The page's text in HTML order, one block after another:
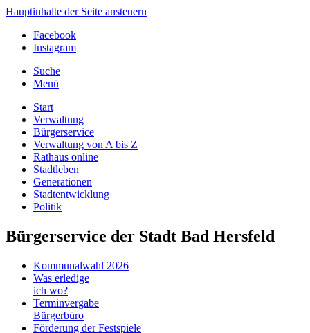
Hauptinhalte der Seite ansteuern
Facebook
Instagram
Suche
Menü
Start
Verwaltung
Bürgerservice
Verwaltung von A bis Z
Rathaus online
Stadtleben
Generationen
Stadtentwicklung
Politik
Bürgerservice der Stadt Bad Hersfeld
Kommunalwahl 2026
Was erledige
ich wo?
Terminvergabe
Bürgerbüro
Förderung der Festspiele